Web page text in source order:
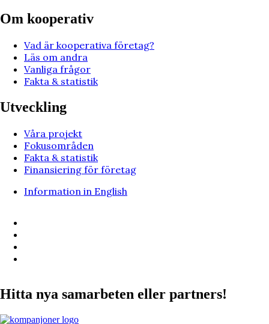
Om kooperativ
Vad är kooperativa företag?
Läs om andra
Vanliga frågor
Fakta & statistik
Utveckling
Våra projekt
Fokusområden
Fakta & statistik
Finansiering för företag
Information in English
Hitta nya samarbeten eller partners!